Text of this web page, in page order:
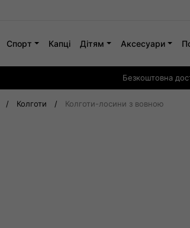
Спорт Капці Дітям Аксесуари
Безкоштовна
/ Колготи / Колготи-лосини з вовною